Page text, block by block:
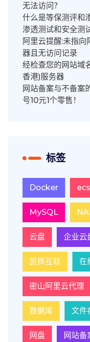
无法访问？
什么是等保测评和
渗透测试和安全测
阿里云提醒:未指
器且无访问记录
经检查您的网站域
香港)服务器
网站备案与不备案
号10元1个零售！
标签
Docker ecs
MySQL
云盘 企业云
凯铧互联 在
密山阿里云代理
数据库 文件
网盘 网站备